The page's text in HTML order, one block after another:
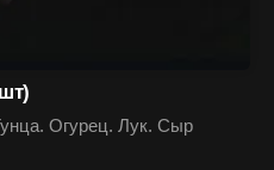
Огурец. Лук. Сыр